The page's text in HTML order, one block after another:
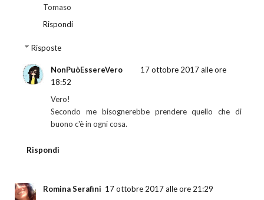
Tomaso
Rispondi
Risposte
NonPuòEssereVero
17 ottobre 2017 alle ore
18:52
Vero!
Secondo me bisognerebbe prendere quello che di
buono c'è in ogni cosa.
Rispondi
Romina Serafini 17 ottobre 2017 alle ore 21:29